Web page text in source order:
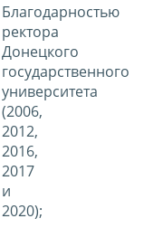
Благодарностью
ректора
Донецкого
государственного
университета
(2006,
2012,
2016,
2017
и
2020);